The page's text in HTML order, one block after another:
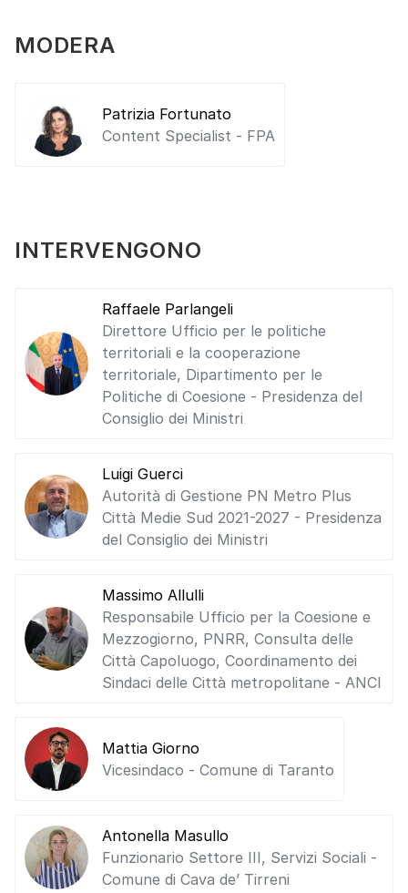
MODERA
Patrizia Fortunato
Content Specialist - FPA
INTERVENGONO
Raffaele Parlangeli
Direttore Ufficio per le politiche
territoriali e la cooperazione
territoriale, Dipartimento per le
Politiche di Coesione - Presidenza del
Consiglio dei Ministri
Luigi Guerci
Autorità di Gestione PN Metro Plus
Città Medie Sud 2021-2027 - Presidenza
del Consiglio dei Ministri
Massimo Allulli
Responsabile Ufficio per la Coesione e
Mezzogiorno, PNRR, Consulta delle
Città Capoluogo, Coordinamento dei
Sindaci delle Città metropolitane - ANCI
Mattia Giorno
Vicesindaco - Comune di Taranto
Antonella Masullo
Funzionario Settore III, Servizi Sociali -
Comune di Cava de’ Tirreni